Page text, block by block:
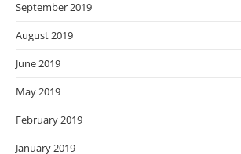
September 2019
August 2019
June 2019
May 2019
February 2019
January 2019